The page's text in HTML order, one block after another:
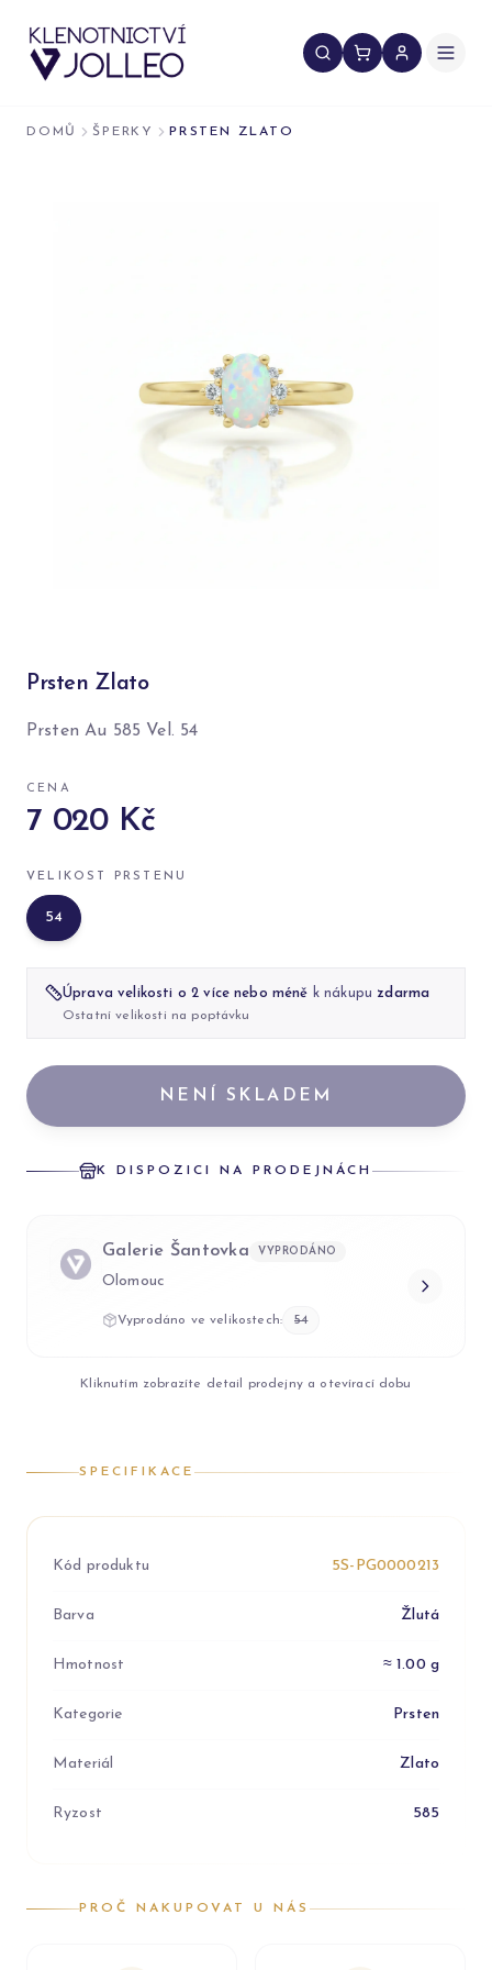
DOMŮ ŠPERKY PRSTEN ZLATO
Prsten Zlato
Prsten Au 585 Vel. 54
CENA
7 020 Kč
VELIKOST PRSTENU
54
Úprava velikosti o 2 více nebo méně k nákupu zdarma
Ostatní velikosti na poptávku
NENÍ SKLADEM
K DISPOZICI NA PRODEJNÁCH
Galerie Šantovka VYPRODÁNO
Olomouc
Vyprodáno ve velikostech: 54
Kliknutím zobrazíte detail prodejny a otevírací dobu
SPECIFIKACE
Kód produktu 5S-PG0000213
Barva Žlutá
Hmotnost ≈ 1.00 g
Kategorie Prsten
Materiál Zlato
Ryzost 585
PROČ NAKUPOVAT U NÁS